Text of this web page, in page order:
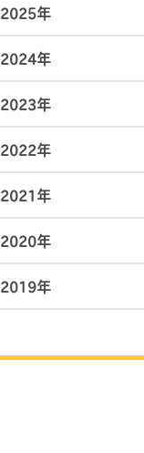
2025年
2024年
2023年
2022年
2021年
2020年
2019年